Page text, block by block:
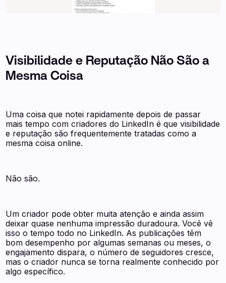
Visibilidade e Reputação Não São a
Mesma Coisa
Uma coisa que notei rapidamente depois de passar
mais tempo com criadores do LinkedIn é que visibilidade
e reputação são frequentemente tratadas como a
mesma coisa online.
Não são.
Um criador pode obter muita atenção e ainda assim
deixar quase nenhuma impressão duradoura. Você vê
isso o tempo todo no LinkedIn. As publicações têm
bom desempenho por algumas semanas ou meses, o
engajamento dispara, o número de seguidores cresce,
mas o criador nunca se torna realmente conhecido por
algo específico.